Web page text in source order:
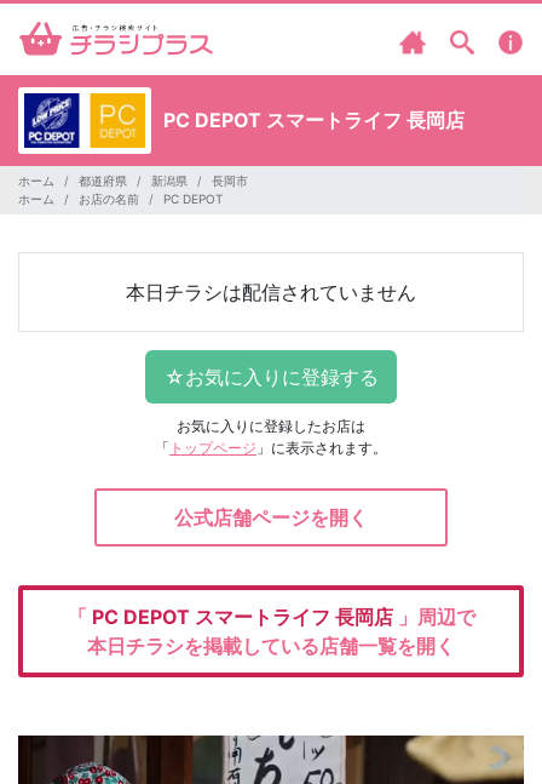
PC DEPOT スマートライフ 長岡店
ホーム 都道府県 新潟県
長岡市
ホーム
お店の名前 PC DEPOT
本日チラシは配信されていません
お気に入りに登録したお店は
「 トップページ 」に表示されます。
公式店舗ページを開く
「 PC DEPOT スマートライフ 長岡店 」周辺で
本日チラシを掲載している店舗一覧を開く